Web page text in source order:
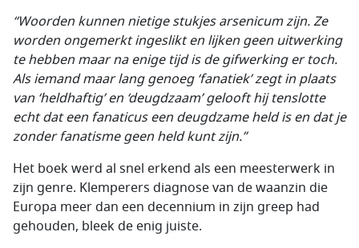
“Woorden kunnen nietige stukjes arsenicum zijn. Ze
worden ongemerkt ingeslikt en lijken geen uitwerking
te hebben maar na enige tijd is de gifwerking er toch.
Als iemand maar lang genoeg ‘fanatiek’ zegt in plaats
van ‘heldhaftig’ en ‘deugdzaam’ gelooft hij tenslotte
echt dat een fanaticus een deugdzame held is en dat je
zonder fanatisme geen held kunt zijn.”
Het boek werd al snel erkend als een meesterwerk in
zijn genre. Klemperers diagnose van de waanzin die
Europa meer dan een decennium in zijn greep had
gehouden, bleek de enig juiste.